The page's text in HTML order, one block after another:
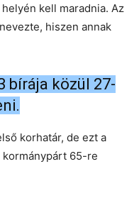
kell maradnia. Az
hiszen annak
bírája közül 27-
korhatár, de ezt a
kormánypárt 65-re